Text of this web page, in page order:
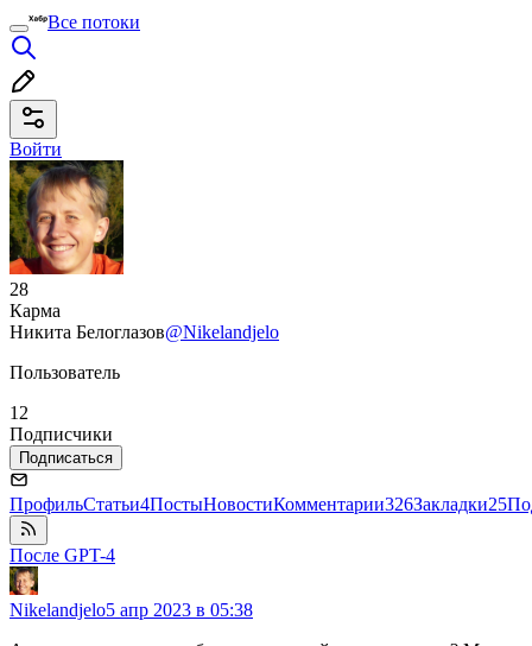
Все потоки
Войти
28
Карма
Никита Белоглазов@Nikelandjelo
Пользователь
12
Подписчики
Подписаться
ПрофильСтатьи4ПостыНовостиКомментарии326Закладки25
После GPT-4
Nikelandjelo5 апр 2023 в 05:38